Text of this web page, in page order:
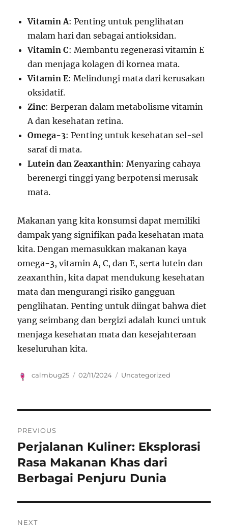
Vitamin A: Penting untuk penglihatan
malam hari dan sebagai antioksidan.
Vitamin C: Membantu regenerasi vitamin E
dan menjaga kolagen di kornea mata.
Vitamin E: Melindungi mata dari kerusakan
oksidatif.
Zinc: Berperan dalam metabolisme vitamin
A dan kesehatan retina.
Omega-3: Penting untuk kesehatan sel-sel
saraf di mata.
Lutein dan Zeaxanthin: Menyaring cahaya
berenergi tinggi yang berpotensi merusak
mata.
Makanan yang kita konsumsi dapat memiliki
dampak yang signifikan pada kesehatan mata
kita. Dengan memasukkan makanan kaya
omega-3, vitamin A, C, dan E, serta lutein dan
zeaxanthin, kita dapat mendukung kesehatan
mata dan mengurangi risiko gangguan
penglihatan. Penting untuk diingat bahwa diet
yang seimbang dan bergizi adalah kunci untuk
menjaga kesehatan mata dan kesejahteraan
keseluruhan kita.
Author
calmbug25
Posted
02/11/2024 Categories
Uncategorized
pos
PREVIOUS
Previous
post:
Perjalanan Kuliner: Eksplorasi
Rasa Makanan Khas dari
Berbagai Penjuru Dunia
NEXT